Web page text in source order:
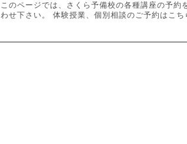
このページでは、さくら予備校の各種講座の予約
わせ下さい。 体験授業、個別相談のご予約はこ